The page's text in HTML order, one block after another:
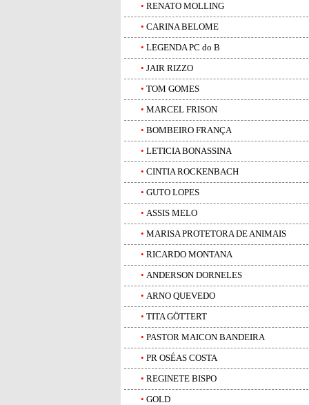
• RENATO MOLLING
• CARINA BELOME
• LEGENDA PC do B
• JAIR RIZZO
• TOM GOMES
• MARCEL FRISON
• BOMBEIRO FRANÇA
• LETICIA BONASSINA
• CINTIA ROCKENBACH
• GUTO LOPES
• ASSIS MELO
• MARISA PROTETORA DE ANIMAIS
• RICARDO MONTANA
• ANDERSON DORNELES
• ARNO QUEVEDO
• TITA GÖTTERT
• PASTOR MAICON BANDEIRA
• PR OSÉAS COSTA
• REGINETE BISPO
• GOLD